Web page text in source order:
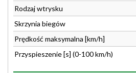
Rodzaj wtrysku
Skrzynia biegów
Prędkość maksymalna [km/h]
Przyspieszenie [s] (0-100 km/h)